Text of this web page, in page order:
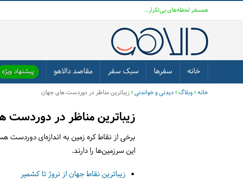
همسفر لحظه‌های بی‌تکرار...
خانه سفرها سبک سفر مقاصد دالاهو پیشنهاد ویژه
خانه وبلاگ دیدنی و خواندنی زیباترین مناظر در دوردست های جهان
زیباترین مناظر در دوردست
برخی از نقاط کره زمین به اندازه‌ای دوردست
این سرزمین‌ها را دارند.
زیباترین نقاط جهان از نروژ تا کشمیر